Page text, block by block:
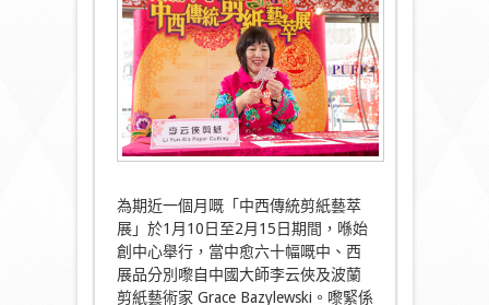
為期近一個月嘅「中西傳統剪紙藝萃
展」於1月10日至2月15日期間，喺始
創中心舉行，當中愈六十幅嘅中、西
展品分別嚟自中國大師李云俠及波蘭
剪紙藝術家 Grace Bazylewski。嚟緊係